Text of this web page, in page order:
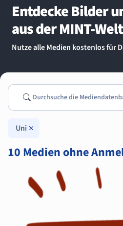
Entdecke Bilder
aus der MINT-Welt
Nutze alle Medien kostenlos für
Suchen
Uni
10 Medien ohne